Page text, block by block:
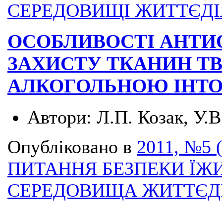
СЕРЕДОВИЩІ
ОСОБЛИВОСТІ
ЗАХИСТУ ТКАНИН
АЛКОГОЛЬНОЮ
Автори: Л.П. Козак,
Опубліковано в 2011, №5
ПИТАННЯ БЕЗПЕКИ
СЕРЕДОВИЩА